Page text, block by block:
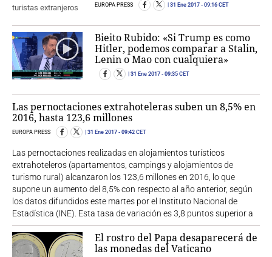
EUROPA PRESS 31 Ene 2017 - 09:16 CET
Bieito Rubido: «Si Trump es como
Hitler, podemos comparar a Stalin,
Lenin o Mao con cualquiera»
31 Ene 2017 - 09:35 CET
Las pernoctaciones extrahoteleras suben un 8,5% en
2016, hasta 123,6 millones
EUROPA PRESS 31 Ene 2017 - 09:42 CET
Las pernoctaciones realizadas en alojamientos turísticos
extrahoteleros (apartamentos, campings y alojamientos de
turismo rural) alcanzaron los 123,6 millones en 2016, lo que
supone un aumento del 8,5% con respecto al año anterior, según
los datos difundidos este martes por el Instituto Nacional de
Estadística (INE). Esta tasa de variación es 3,8 puntos superior a
El rostro del Papa desaparecerá de
las monedas del Vaticano